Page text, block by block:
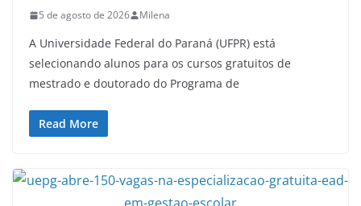
5 de agosto de 2026 Milena
A Universidade Federal do Paraná (UFPR) está
selecionando alunos para os cursos gratuitos de
mestrado e doutorado do Programa de
Read More